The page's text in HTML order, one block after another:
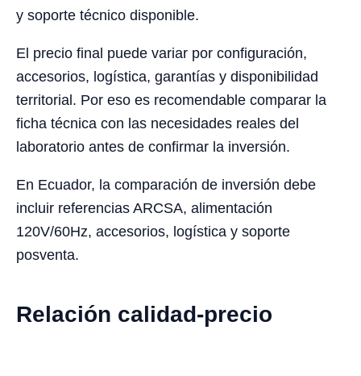
y soporte técnico disponible.
El precio final puede variar por configuración,
accesorios, logística, garantías y disponibilidad
territorial. Por eso es recomendable comparar la
ficha técnica con las necesidades reales del
laboratorio antes de confirmar la inversión.
En Ecuador, la comparación de inversión debe
incluir referencias ARCSA, alimentación
120V/60Hz, accesorios, logística y soporte
posventa.
Relación calidad-precio